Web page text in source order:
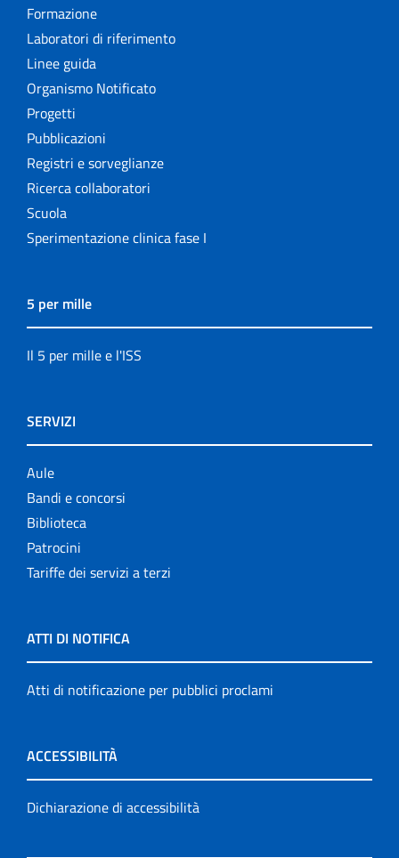
Formazione
Laboratori di riferimento
Linee guida
Organismo Notificato
Progetti
Pubblicazioni
Registri e sorveglianze
Ricerca collaboratori
Scuola
Sperimentazione clinica fase I
5 per mille
Il 5 per mille e l'ISS
SERVIZI
Aule
Bandi e concorsi
Biblioteca
Patrocini
Tariffe dei servizi a terzi
ATTI DI NOTIFICA
Atti di notificazione per pubblici proclami
ACCESSIBILITÀ
Dichiarazione di accessibilità